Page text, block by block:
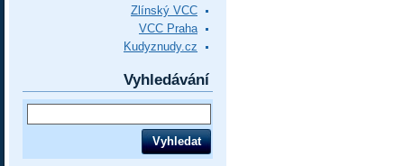
Zlínský VCC
VCC Praha
Kudyznudy.cz
Vyhledávání